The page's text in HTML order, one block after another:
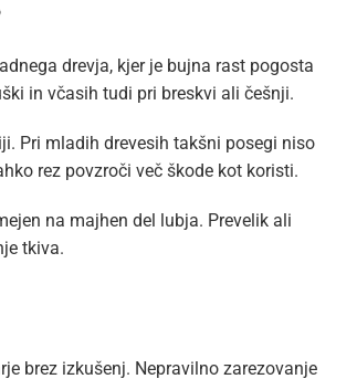
drevja, kjer je bujna rast pogosta
in včasih tudi pri breskvi ali češnji.
Pri mladih drevesih takšni posegi niso
rez povzroči več škode kot koristi.
na majhen del lubja. Prevelik ali
tkiva.
brez izkušenj. Nepravilno zarezovanje